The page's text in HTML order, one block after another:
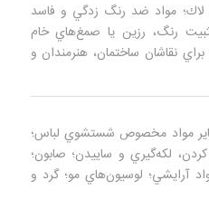
لاك؛ مواد ضد رنگ زدگي و فاسد
رنگ، رزين يا صمغ‌هاي خام
نقاشان ساختمان، هنرمندان و
و ساير مواد مخصوص شستشوي لباس؛
لكه‌گيري و سایيدن؛ صابون؛
آرايشي؛ لوسيون‌هاي مو؛ گرد و